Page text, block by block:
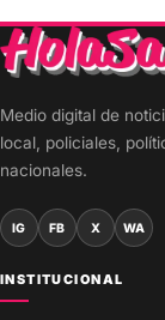
Medio digital de
local, policiales,
nacionales.
IG FB X WA
INSTITUCIONAL